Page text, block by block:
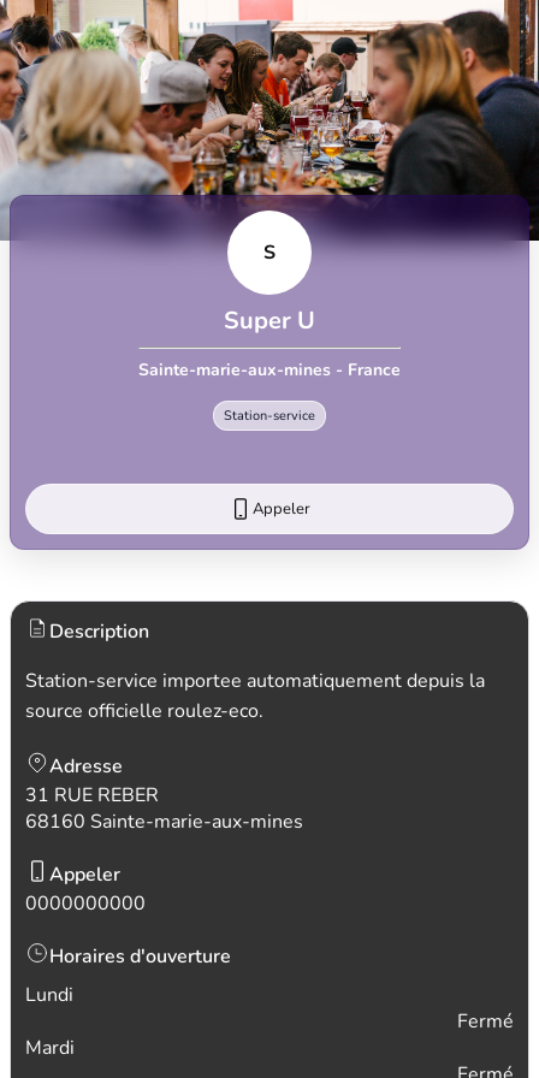
S
Super U
Sainte-marie-aux-mines - France
Station-service
Appeler
Description
Station-service importee automatiquement depuis la
source officielle roulez-eco.
Adresse
31 RUE REBER
68160 Sainte-marie-aux-mines
Appeler
0000000000
Horaires d'ouverture
Lundi
Fermé
Mardi